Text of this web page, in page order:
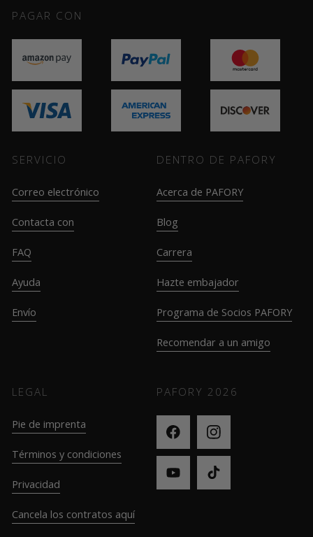
PAGAR CON
SERVICIO
Correo electrónico
Contacta con
FAQ
Ayuda
Envío
DENTRO DE PAFORY
Acerca de PAFORY
Blog
Carrera
Hazte embajador
Programa de Socios PAFORY
Recomendar a un amigo
LEGAL
Pie de imprenta
Términos y condiciones
Privacidad
Cancela los contratos aquí
PAFORY 2026